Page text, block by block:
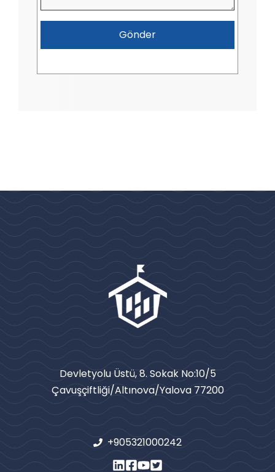
Devletyolu Üstü, 8. Sokak No:10/5
Çavuşçiftliği/Altınova/Yalova 77200
+905321000242